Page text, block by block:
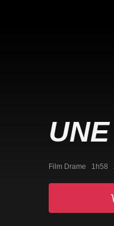
Film Drame   1h58